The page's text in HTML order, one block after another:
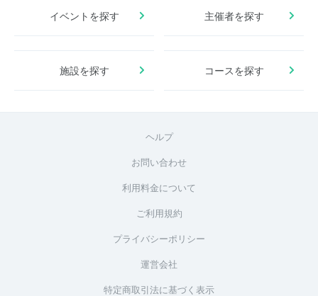
イベントを探す 主催者を探す
施設を探す コースを探す
ヘルプ
お問い合わせ
利用料金について
ご利用規約
プライバシーポリシー
運営会社
特定商取引法に基づく表示